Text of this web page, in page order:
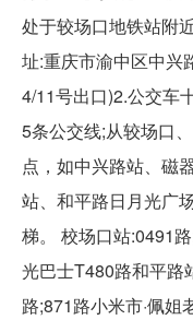
处于较场口地铁站附
址:重庆市渝中区中兴
4/11号出口)2.公交车
5条公交线;从较场口
点，如中兴路站、磁
站、和平路日月光广
梯。 校场口站:0491
光巴士T480路和平路
路;871路小米市·佩姐